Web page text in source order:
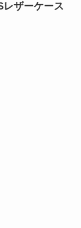
レザーケース